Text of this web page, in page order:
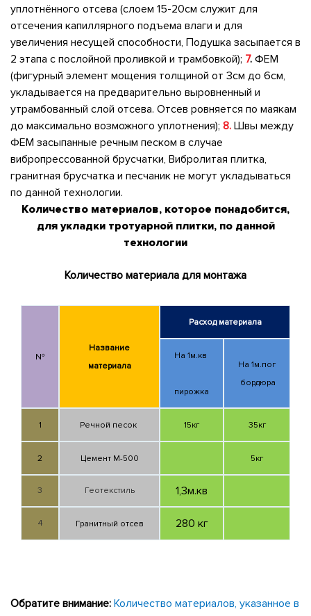
уплотнённого отсева (слоем 15-20см служит для
отсечения капиллярного подъема влаги и для
увеличения несущей способности, Подушка засыпается в
2 этапа с послойной проливкой и трамбовкой); 7. ФЕМ
(фигурный элемент мощения толщиной от 3см до 6см,
укладывается на предварительно выровненный и
утрамбованный слой отсева. Отсев ровняется по маякам
до максимально возможного уплотнения); 8. Швы между
ФЕМ засыпанные речным песком в случае
вибропрессованной брусчатки, Вибролитая плитка,
гранитная брусчатка и песчаник не могут укладываться
по данной технологии.
Количество материалов, которое понадобится,
для укладки тротуарной плитки, по данной
технологии
Количество материала для монтажа
№
Название
материала
Расход материала
На 1м.кв
пирожка
На 1м.пог
бордюра
1 Речной песок 15кг 35кг
2 Цемент М-500 5кг
3 Геотекстиль 1,3м.кв
4 Гранитный отсев 280 кг
Обратите внимание: Количество материалов, указанное в